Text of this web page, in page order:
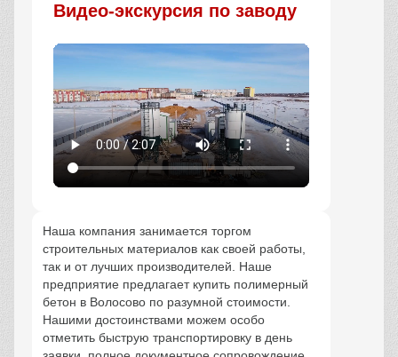
Видео-экскурсия по заводу
Наша компания занимается торгом
строительных материалов как своей работы,
так и от лучших производителей. Наше
предприятие предлагает купить полимерный
бетон в Волосово по разумной стоимости.
Нашими достоинствами можем особо
отметить быструю транспортировку в день